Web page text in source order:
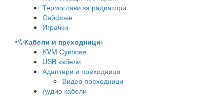
Термоглави за радиатори
Сейфове
Играчки
Кабели и преходници
KVM Суичове
USB кабели
Адаптери и преходници
Видео преходници
Аудио кабели